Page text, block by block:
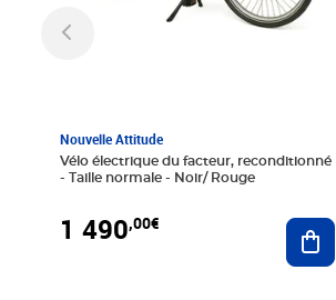
Nouvelle Attitude
Vélo électrique du facteur, reconditionné
- Taille normale - Noir/ Rouge
1 490,00€